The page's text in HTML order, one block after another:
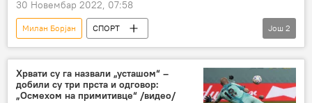
30 Новембар 2022, 07:58
Милан Борјан
СПОРТ
Катар 2022 – вести
Спорт Фудбал
Још 2
Хрвати су га назвали „усташом“ –
добили су три прста и одговор:
„Осмехом на примитивце“ /видео/